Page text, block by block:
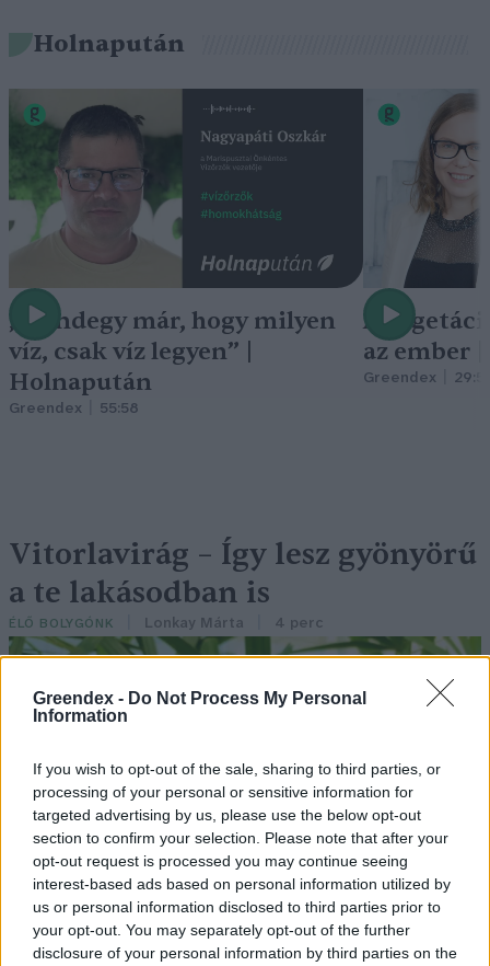
Greendex - Do Not Process My Personal
Information
If you wish to opt-out of the sale, sharing to third parties, or
processing of your personal or sensitive information for
targeted advertising by us, please use the below opt-out
section to confirm your selection. Please note that after your
opt-out request is processed you may continue seeing
interest-based ads based on personal information utilized by
us or personal information disclosed to third parties prior to
your opt-out. You may separately opt-out of the further
disclosure of your personal information by third parties on the
Holnapután
„Mindegy már, hogy milyen
víz, csak víz legyen” |
Holnapután
Greendex 55:58
A
az ember
Greendex
Vitorlavirág – Így lesz gyönyörű
a te lakásodban is
ÉLŐ BOLYGÓNK Lonkay Márta 4 perc